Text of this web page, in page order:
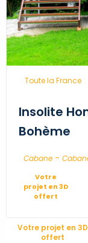
Toute la France
Insolite
Bohème
Cabane -
Votre
projet en 3D
offert
Votre projet en 3D
offert